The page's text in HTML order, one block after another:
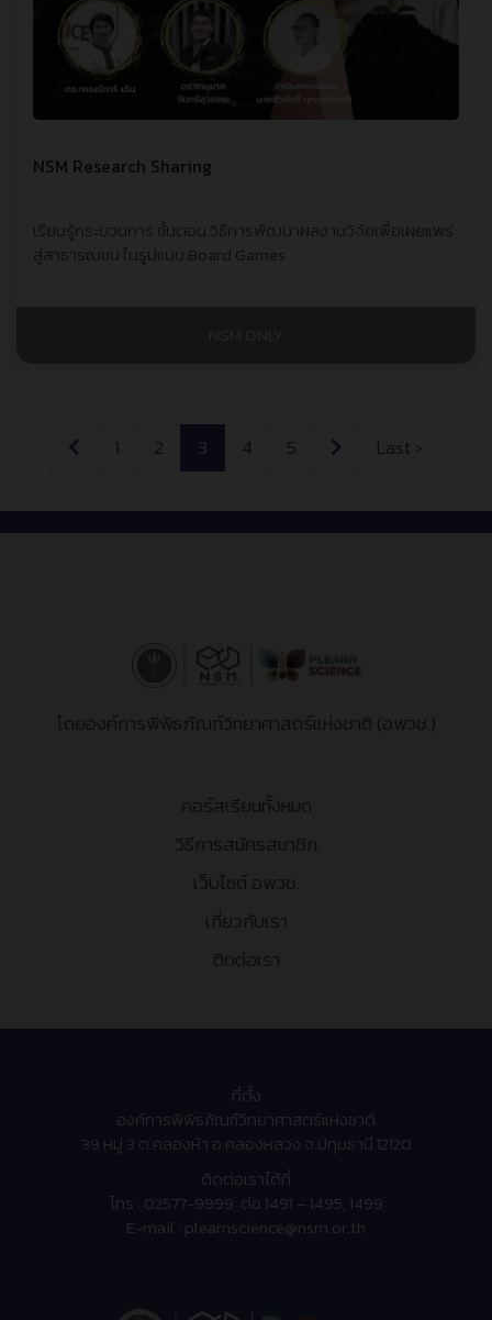
NSM Research Sharing
เรียนรู้กระบวนการ ขั้นตอน วิธีการพัฒนาผลงานวิจัยเพื่อเผยแพร่
สู่สาธารณชน ในรูปแบบ Board Games
1 2 3 4 5 Last ›
โดยองค์การพิพิธภัณฑ์วิทยาศาสตร์แห่งชาติ (อพวช.)
คอร์สเรียนทั้งหมด
วิธีการสมัครสมาชิก
เว็บไซต์ อพวช.
เกี่ยวกับเรา
ติดต่อเรา
ที่ตั้ง
องค์การพิพิธภัณฑ์วิทยาศาสตร์แห่งชาติ
39 หมู่ 3 ต.คลองห้า อ.คลองหลวง จ.ปทุมธานี 12120
ติดต่อเราได้ที่
โทร : 02577-9999 ต่อ 1491 – 1495, 1499
E-mail : plearnscience@nsm.or.th